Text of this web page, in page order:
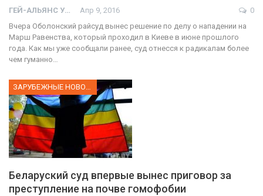
ГЕЙ-АЛЬЯНС УКРАИНА Апр 9, 2016
0
Вчера Оболонский райсуд вынес решение по делу о нападении на
Марш Равенства, который проходил в Киеве в июне прошлого
года. Как мы уже сообщали ранее, суд отнесся к радикалам более
чем гуманно…
ЗАРУБЕЖНЫЕ НОВОСТИ
Беларуский суд впервые вынес приговор за
преступление на почве гомофобии